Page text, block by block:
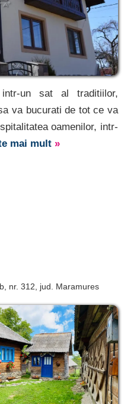
un sat al traditiilor,
va bucurati de tot ce va
oamenilor, intr-
mai mult »
, nr. 312, jud. Maramures